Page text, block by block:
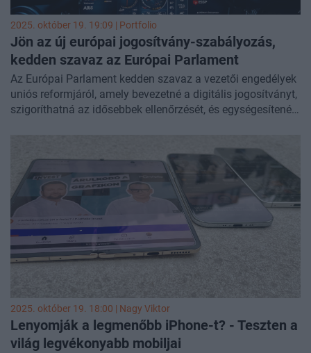
2025. október 19. 19:09 | Portfolio
Jön az új európai jogosítvány-szabályozás,
kedden szavaz az Európai Parlament
Az Európai Parlament kedden szavaz a vezetői engedélyek
uniós reformjáról, amely bevezetné a digitális jogosítványt,
szigoríthatná az idősebbek ellenőrzését, és egységesítené a
2025. október 19. 18:00 | Nagy Viktor
Lenyomják a legmenőbb iPhone-t? - Teszten a
világ legvékonyabb mobiljai